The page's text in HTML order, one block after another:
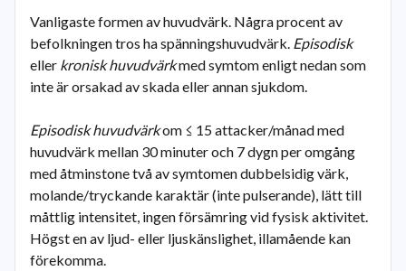
Vanligaste formen av huvudvärk. Några procent av
befolkningen tros ha spänningshuvudvärk. Episodisk
eller kronisk huvudvärkmed symtom enligt nedan som
inte är orsakad av skada eller annan sjukdom.
Episodisk huvudvärkom ≤ 15 attacker/månad med
huvudvärk mellan 30 minuter och 7 dygn per omgång
med åtminstone två av symtomen dubbelsidig värk,
molande/tryckande karaktär (inte pulserande), lätt till
måttlig intensitet, ingen försämring vid fysisk aktivitet.
Högst en av ljud- eller ljuskänslighet, illamående kan
förekomma.